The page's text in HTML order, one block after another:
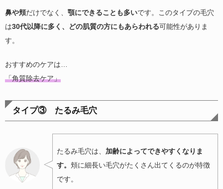
鼻や頬だけでなく、 顎にできることも多いです。このタイプの毛穴
は30代以降に多く、どの肌質の方にもあらわれる可能性がありま
す。
おすすめのケアは…
「角質除去ケア」
タイプ③ たるみ毛穴
たるみ毛穴は、 加齢によってできやすくなりま
す。 頬に細長い毛穴がたくさん出てくるのが特徴
です。